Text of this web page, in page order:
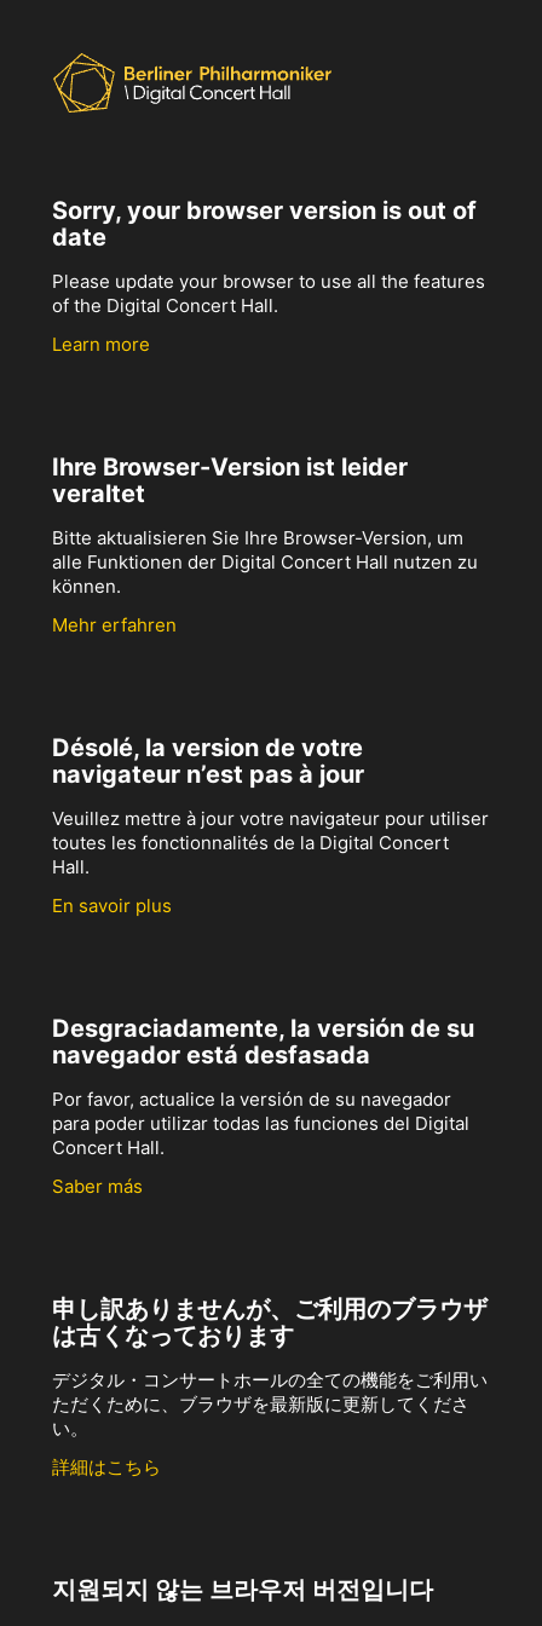
Sorry, your browser version is out of
date
Please update your browser to use all the features
of the Digital Concert Hall.
Learn more
Ihre Browser-Version ist leider
veraltet
Bitte aktualisieren Sie Ihre Browser-Version, um
alle Funktionen der Digital Concert Hall nutzen zu
können.
Mehr erfahren
Désolé, la version de votre
navigateur n’est pas à jour
Veuillez mettre à jour votre navigateur pour utiliser
toutes les fonctionnalités de la Digital Concert
Hall.
En savoir plus
Desgraciadamente, la versión de su
navegador está desfasada
Por favor, actualice la versión de su navegador
para poder utilizar todas las funciones del Digital
Concert Hall.
Saber más
申し訳ありませんが、ご利用のブラウザ
は古くなっております
デジタル・コンサートホールの全ての機能をご利用い
ただくために、ブラウザを最新版に更新してくださ
い。
詳細はこちら
지원되지 않는 브라우저 버전입니다